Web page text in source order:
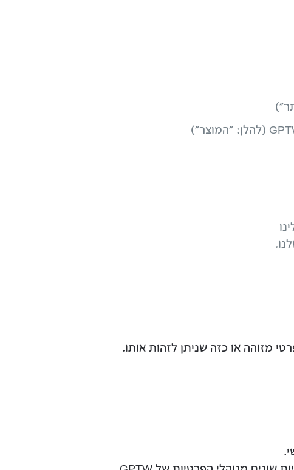
אלינו